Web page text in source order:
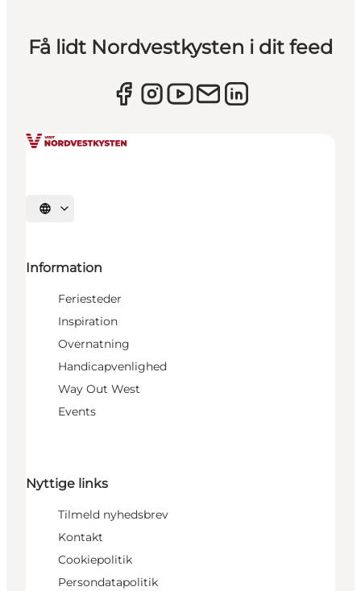
Få lidt Nordvestkysten i dit feed
Vælg sprog
Information
Feriesteder
Inspiration
Overnatning
Handicapvenlighed
Way Out West
Events
Nyttige links
Tilmeld nyhedsbrev
Kontakt
Cookiepolitik
Persondatapolitik